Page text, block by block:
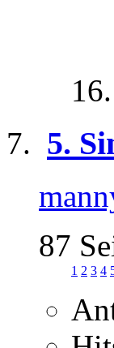
5.
87
1 2 3 4